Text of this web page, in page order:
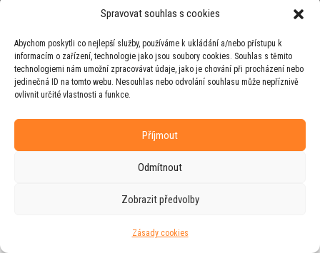
Spravovat souhlas s cookies
Abychom poskytli co nejlepší služby, používáme k ukládání a/nebo přístupu k
informacím o zařízení, technologie jako jsou soubory cookies. Souhlas s těmito
technologiemi nám umožní zpracovávat údaje, jako je chování při procházení nebo
jedinečná ID na tomto webu. Nesouhlas nebo odvolání souhlasu může nepříznivě
ovlivnit určité vlastnosti a funkce.
Příjmout
Odmítnout
Zobrazit předvolby
Zásady cookies
© 2026 Jiří Horecký – Osobní stránky Jiřího
Web vytvořila firmaRUDIve spolupráci s
agenturouZEST BRAND.